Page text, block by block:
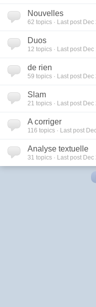
Nouvelles
62 topics · Last post
Duos
12 topics · Last post
de rien
59 topics · Last post
Slam
21 topics · Last post
A corriger
116 topics · Last post
Analyse textuelle
31 topics · Last post